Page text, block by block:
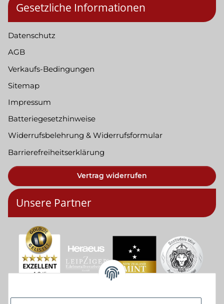
Gesetzliche Informationen
Datenschutz
AGB
Verkaufs-Bedingungen
Sitemap
Impressum
Batteriegesetzhinweise
Widerrufsbelehrung & Widerrufsformular
Barrierefreiheitserklärung
Vertrag widerrufen
Unsere Partner